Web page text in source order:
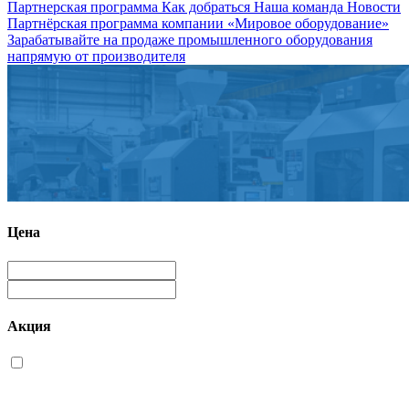
Партнерская программа Как добраться Наша команда Новости
Партнёрская программа компании «Мировое оборудование»
Зарабатывайте на продаже промышленного оборудования
напрямую от производителя
Цена
Акция